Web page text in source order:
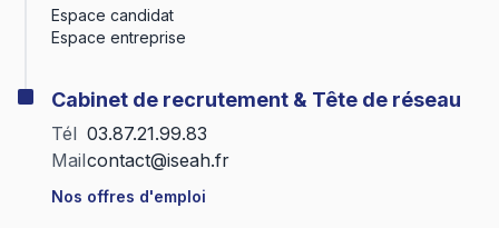
Espace candidat
Espace entreprise
Cabinet de recrutement & Tête de réseau
Tél 03.87.21.99.83
Mailcontact@iseah.fr
Nos offres d'emploi